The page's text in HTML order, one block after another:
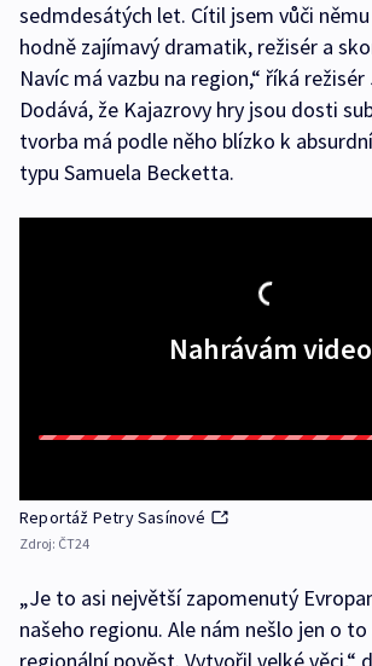
sedmdesátých let. Cítil jsem vůči
hodně zajímavý dramatik, režisér a
Navíc má vazbu na region,“ říká
Dodává, že Kajazrovy hry jsou dosti
tvorba má podle něho blízko k
typu Samuela Becketta.
Nahrávám video
Reportáž Petry Sasínové
Zdroj: ČT24
„Je to asi největší zapomenutý
našeho regionu. Ale nám nešlo jen o